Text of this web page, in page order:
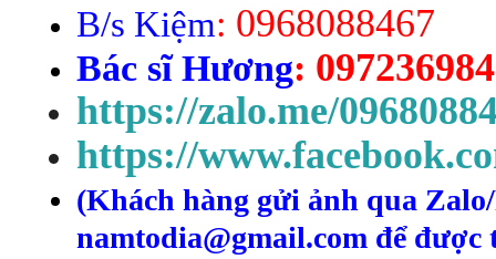
B/s Kiệm: 0968088467
Bác sĩ Hương:
https://zalo.me/
https://
(Khách hàng gửi ảnh qua
namtodia@gmail.com để được